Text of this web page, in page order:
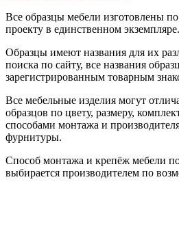
Все образцы мебели изготовлены
проекту в единственном экземпляре.
Образцы имеют названия для их
поиска по сайту, все названия
зарегистрированным товарным
Все мебельные изделия могут
образцов по цвету, размеру,
способами монтажа и
фурнитуры.
Способ монтажа и крепёж мебели
выбирается производителем по